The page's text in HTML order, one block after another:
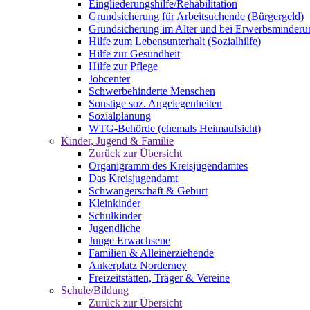
Eingliederungshilfe/Rehabilitation
Grundsicherung für Arbeitsuchende (Bürgergeld)
Grundsicherung im Alter und bei
Hilfe zum Lebensunterhalt (Sozialhilfe)
Hilfe zur Gesundheit
Hilfe zur Pflege
Jobcenter
Schwerbehinderte Menschen
Sonstige soz. Angelegenheiten
Sozialplanung
WTG-Behörde (ehemals Heimaufsicht)
Kinder, Jugend & Familie
Zurück zur Übersicht
Organigramm des Kreisjugendamtes
Das Kreisjugendamt
Schwangerschaft & Geburt
Kleinkinder
Schulkinder
Jugendliche
Junge Erwachsene
Familien & Alleinerziehende
Ankerplatz Norderney
Freizeitstätten, Träger & Vereine
Schule/Bildung
Zurück zur Übersicht